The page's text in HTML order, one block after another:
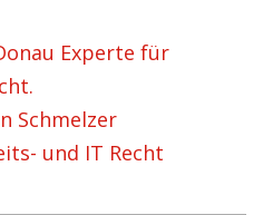
Experte für
Schmelzer
und IT Recht